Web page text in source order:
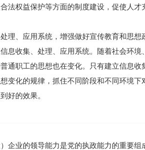
法权益保护等方面的制度建设，促使人才
理、应用系统，增强做好宣传教育和思
息收集、处理、应用系统。随着社会环
通职工的思想也在变化。只有建立信息
变化的规律，抓住不同阶段和不同环境
好的效果。
企业的领导能力是党的执政能力的重要